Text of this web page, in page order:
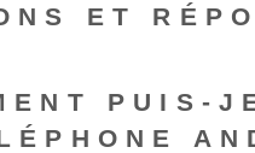
ET
PUIS-